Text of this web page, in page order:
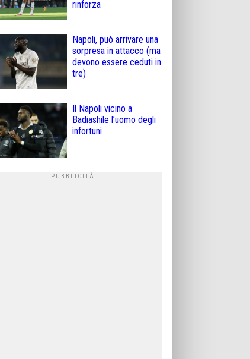
rinforza
Napoli, può arrivare una
sorpresa in attacco (ma
devono essere ceduti in
tre)
Il Napoli vicino a
Badiashile l’uomo degli
infortuni